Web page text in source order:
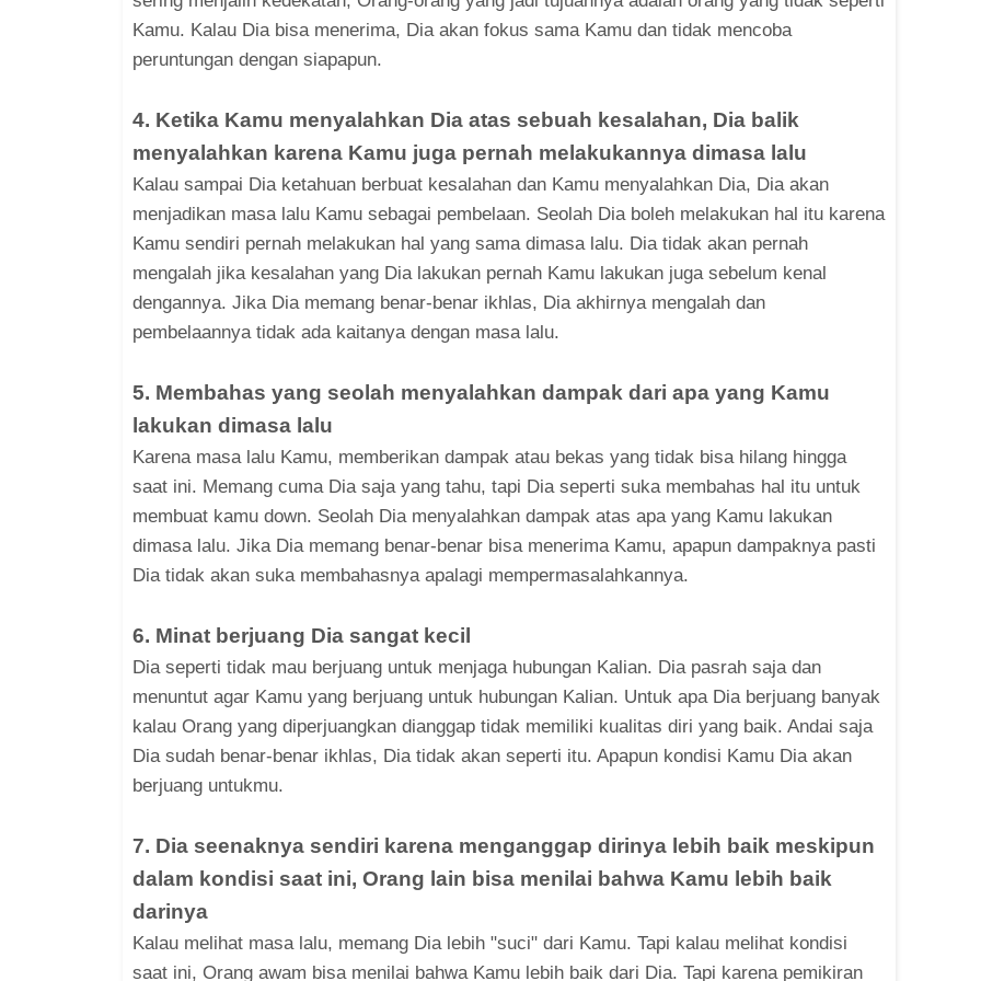
Kamu. Kalau Dia bisa menerima, Dia akan fokus sama Kamu dan tidak mencoba
peruntungan dengan siapapun.
4. Ketika Kamu menyalahkan Dia atas sebuah kesalahan, Dia balik
menyalahkan karena Kamu juga pernah melakukannya dimasa lalu
Kalau sampai Dia ketahuan berbuat kesalahan dan Kamu menyalahkan Dia, Dia akan
menjadikan masa lalu Kamu sebagai pembelaan. Seolah Dia boleh melakukan hal itu karena
Kamu sendiri pernah melakukan hal yang sama dimasa lalu. Dia tidak akan pernah
mengalah jika kesalahan yang Dia lakukan pernah Kamu lakukan juga sebelum kenal
dengannya. Jika Dia memang benar-benar ikhlas, Dia akhirnya mengalah dan
pembelaannya tidak ada kaitanya dengan masa lalu.
5. Membahas yang seolah menyalahkan dampak dari apa yang Kamu
lakukan dimasa lalu
Karena masa lalu Kamu, memberikan dampak atau bekas yang tidak bisa hilang hingga
saat ini. Memang cuma Dia saja yang tahu, tapi Dia seperti suka membahas hal itu untuk
membuat kamu down. Seolah Dia menyalahkan dampak atas apa yang Kamu lakukan
dimasa lalu. Jika Dia memang benar-benar bisa menerima Kamu, apapun dampaknya pasti
Dia tidak akan suka membahasnya apalagi mempermasalahkannya.
6. Minat berjuang Dia sangat kecil
Dia seperti tidak mau berjuang untuk menjaga hubungan Kalian. Dia pasrah saja dan
menuntut agar Kamu yang berjuang untuk hubungan Kalian. Untuk apa Dia berjuang banyak
kalau Orang yang diperjuangkan dianggap tidak memiliki kualitas diri yang baik. Andai saja
Dia sudah benar-benar ikhlas, Dia tidak akan seperti itu. Apapun kondisi Kamu Dia akan
berjuang untukmu.
7. Dia seenaknya sendiri karena menganggap dirinya lebih baik meskipun
dalam kondisi saat ini, Orang lain bisa menilai bahwa Kamu lebih baik
darinya
Kalau melihat masa lalu, memang Dia lebih "suci" dari Kamu. Tapi kalau melihat kondisi
saat ini, Orang awam bisa menilai bahwa Kamu lebih baik dari Dia. Tapi karena pemikiran